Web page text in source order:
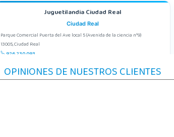
Juguetilandia Ciudad Real
Ciudad Real
Parque Comercial Puerta del Ave local 5 (Avenida de la ciencia nº9)
13005, Ciudad Real
926 230 093
POCAS UNIDADES
OPINIONES DE NUESTROS CLIENTES